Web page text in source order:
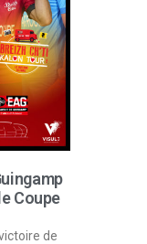
Coupe
de